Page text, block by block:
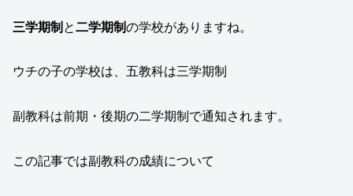
三学期制 と二学期制の学校がありますね。
ウチの子の学校は、五教科は三学期制
副教科は前期・後期の二学期制で通知されます。
この記事では副教科の成績について